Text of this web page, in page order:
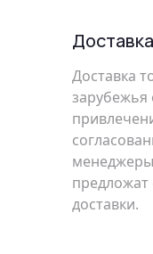
Доставка
зарубежья
доставки.